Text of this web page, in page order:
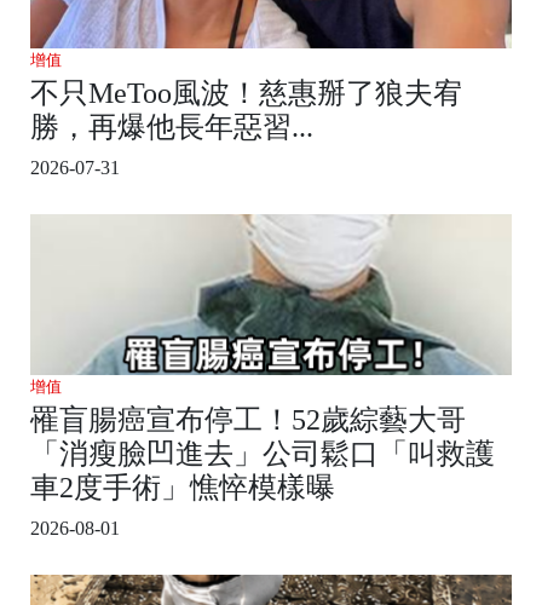
增值
不只MeToo風波！慈惠掰了狼夫宥
勝，再爆他長年惡習...
2026-07-31
增值
罹盲腸癌宣布停工！52歲綜藝大哥
「消瘦臉凹進去」公司鬆口「叫救護
車2度手術」憔悴模樣曝
2026-08-01